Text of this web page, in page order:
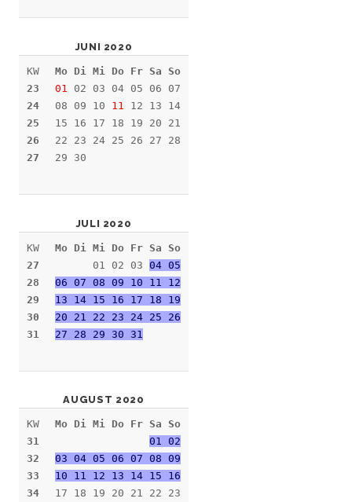
JUNI 2020
KW
23
24
25
26
27
Mo Di Mi Do Fr Sa So
01
02 03 04 05 06 07
08 09 10 11
12 13 14
15 16 17 18 19 20 21
22 23 24 25 26 27 28
29 30
JULI 2020
KW
27
28
29
30
31
Mo Di Mi Do Fr Sa So
01 02 03 04 05
06 07 08 09 10 11 12
13 14 15 16 17 18 19
20 21 22 23 24 25 26
27 28 29 30 31
AUGUST 2020
KW
31
32
33
34
Mo Di Mi Do Fr Sa So
01 02
03 04 05 06 07 08 09
10 11 12 13 14 15 16
17 18 19 20 21 22 23